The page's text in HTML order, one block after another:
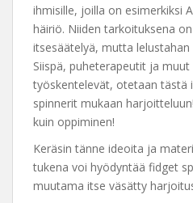
ihmisille, joilla on esimerkiksi
häiriö. Niiden tarkoituksena
itsesäätelyä, mutta
Siispä, puheterapeutit ja muut
työskentelevät, otetaan tästä
spinnerit mukaan
kuin oppiminen!
Keräsin tänne ideoita ja
tukena voi hyödyntää fidget
muutama itse väsätty